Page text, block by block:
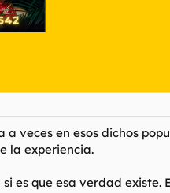
veces en esos dichos
la experiencia.
es que esa verdad